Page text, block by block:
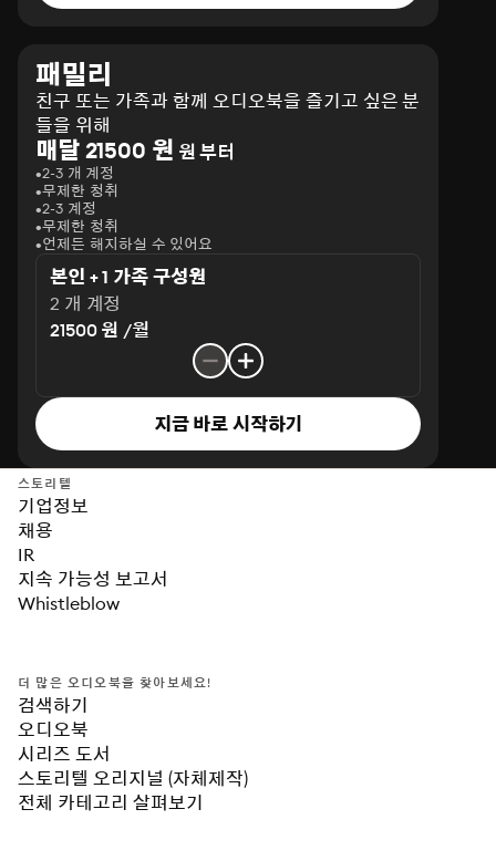
패밀리
친구 또는 가족과 함께 오디오북을 즐기고 싶은 분
들을 위해
매달 21500 원 원 부터
2-3 개 계정
무제한 청취
2-3 계정
무제한 청취
언제든 해지하실 수 있어요
본인 + 1 가족 구성원
2 개 계정
21500 원 /월
지금 바로 시작하기
스토리텔
기업정보
채용
IR
지속 가능성 보고서
Whistleblow
더 많은 오디오북을 찾아보세요!
검색하기
오디오북
시리즈 도서
스토리텔 오리지널 (자체제작)
전체 카테고리 살펴보기